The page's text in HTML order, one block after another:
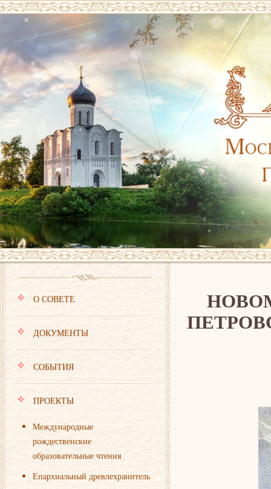
О СОВЕТЕ
ДОКУМЕНТЫ
СОБЫТИЯ
ПРОЕКТЫ
Международные
рождественские
образовательные чтения
Епархиальный древлехранитель